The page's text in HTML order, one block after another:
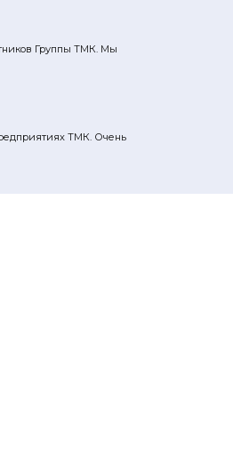
Группы ТМК. Мы
ТМК. Очень